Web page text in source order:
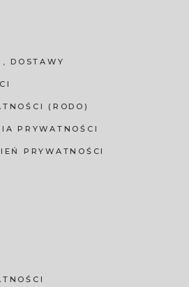
DOSTAWY
(RODO)
PRYWATNOŚCI
PRYWATNOŚCI